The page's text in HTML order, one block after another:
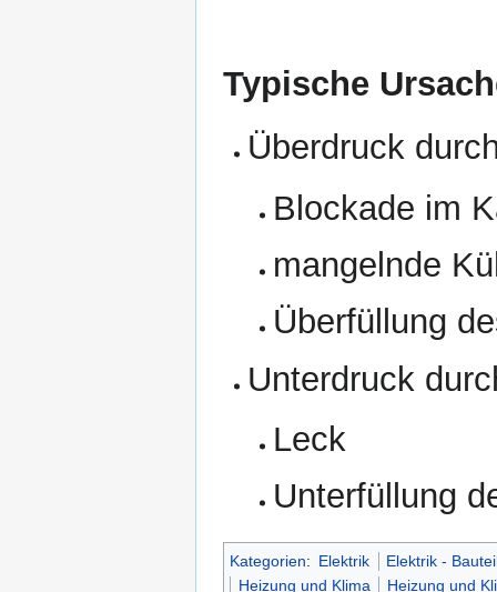
Typische
Überdruck
Blockade im
mangelnde
Überfüllung
Unterdruck
Leck
Unterfüllung
Kategorien: Elektrik
Elektrik -
Heizung und Klima
Heizung und